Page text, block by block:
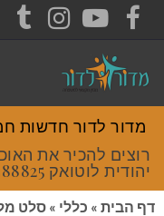
FACEBOOK
YOUTUBE
מדור לדור חדשות
רוצים להכיר את
יהודית לוטואק 054-7388825.
דף הבית » כללי » סלט